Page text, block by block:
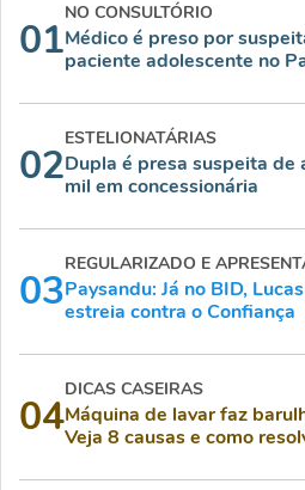
01
NO CONSULTÓRIO
Médico é preso por
paciente adolescente no
02
ESTELIONATÁRIAS
Dupla é presa suspeita
mil em concessionária
03
REGULARIZADO E
Paysandu: Já no BID,
estreia contra o Confiança
04
DICAS CASEIRAS
Máquina de lavar faz
Veja 8 causas e como